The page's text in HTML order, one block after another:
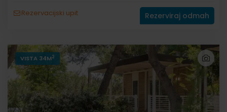
Rezervacijski upit Rezerviraj odmah
VISTA 34M2